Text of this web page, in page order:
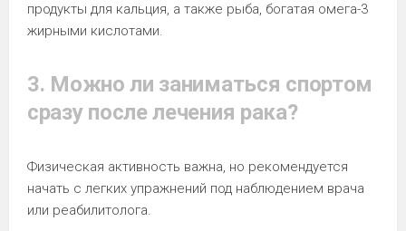
продукты для кальция, а также рыба, богатая омега-3
жирными кислотами.
3. Можно ли заниматься спортом
сразу после лечения рака?
Физическая активность важна, но рекомендуется
начать с легких упражнений под наблюдением врача
или реабилитолога.